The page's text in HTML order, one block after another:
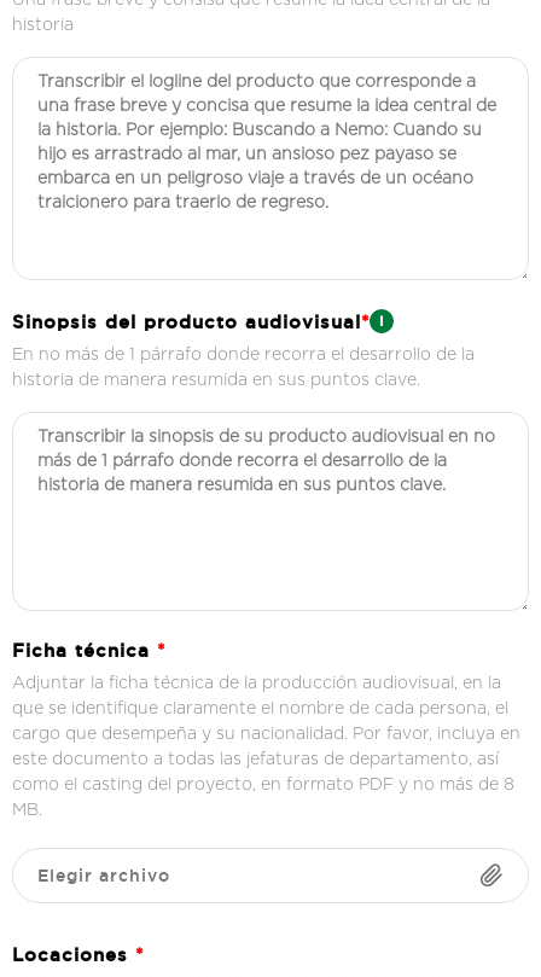
historia
Sinopsis del producto audiovisual*
En no más de 1 párrafo donde recorra el desarrollo de la
historia de manera resumida en sus puntos clave.
Ficha técnica *
Adjuntar la ficha técnica de la producción audiovisual, en la
que se identifique claramente el nombre de cada persona, el
cargo que desempeña y su nacionalidad. Por favor, incluya en
este documento a todas las jefaturas de departamento, así
como el casting del proyecto, en formato PDF y no más de 8
MB.
Elegir archivo
Locaciones *